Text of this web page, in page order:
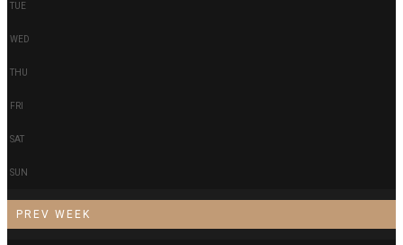
TUE
WED
THU
FRI
SAT
SUN
PREV WEEK